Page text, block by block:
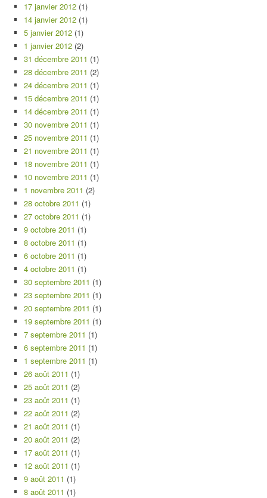
17 janvier 2012 (1)
14 janvier 2012 (1)
5 janvier 2012 (1)
1 janvier 2012 (2)
31 décembre 2011 (1)
28 décembre 2011 (2)
24 décembre 2011 (1)
15 décembre 2011 (1)
14 décembre 2011 (1)
30 novembre 2011 (1)
25 novembre 2011 (1)
21 novembre 2011 (1)
18 novembre 2011 (1)
10 novembre 2011 (1)
1 novembre 2011 (2)
28 octobre 2011 (1)
27 octobre 2011 (1)
9 octobre 2011 (1)
8 octobre 2011 (1)
6 octobre 2011 (1)
4 octobre 2011 (1)
30 septembre 2011 (1)
23 septembre 2011 (1)
20 septembre 2011 (1)
19 septembre 2011 (1)
7 septembre 2011 (1)
6 septembre 2011 (1)
1 septembre 2011 (1)
26 août 2011 (1)
25 août 2011 (2)
23 août 2011 (1)
22 août 2011 (2)
21 août 2011 (1)
20 août 2011 (2)
17 août 2011 (1)
12 août 2011 (1)
9 août 2011 (1)
8 août 2011 (1)